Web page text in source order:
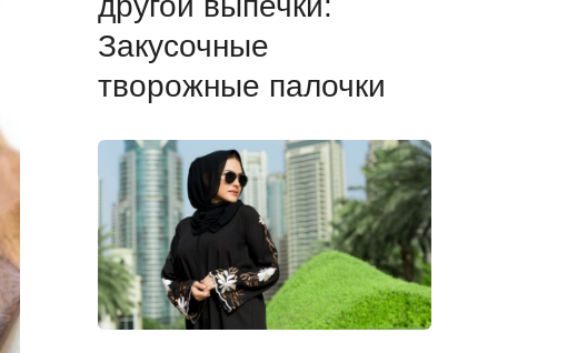
Закусочные
творожные палочки